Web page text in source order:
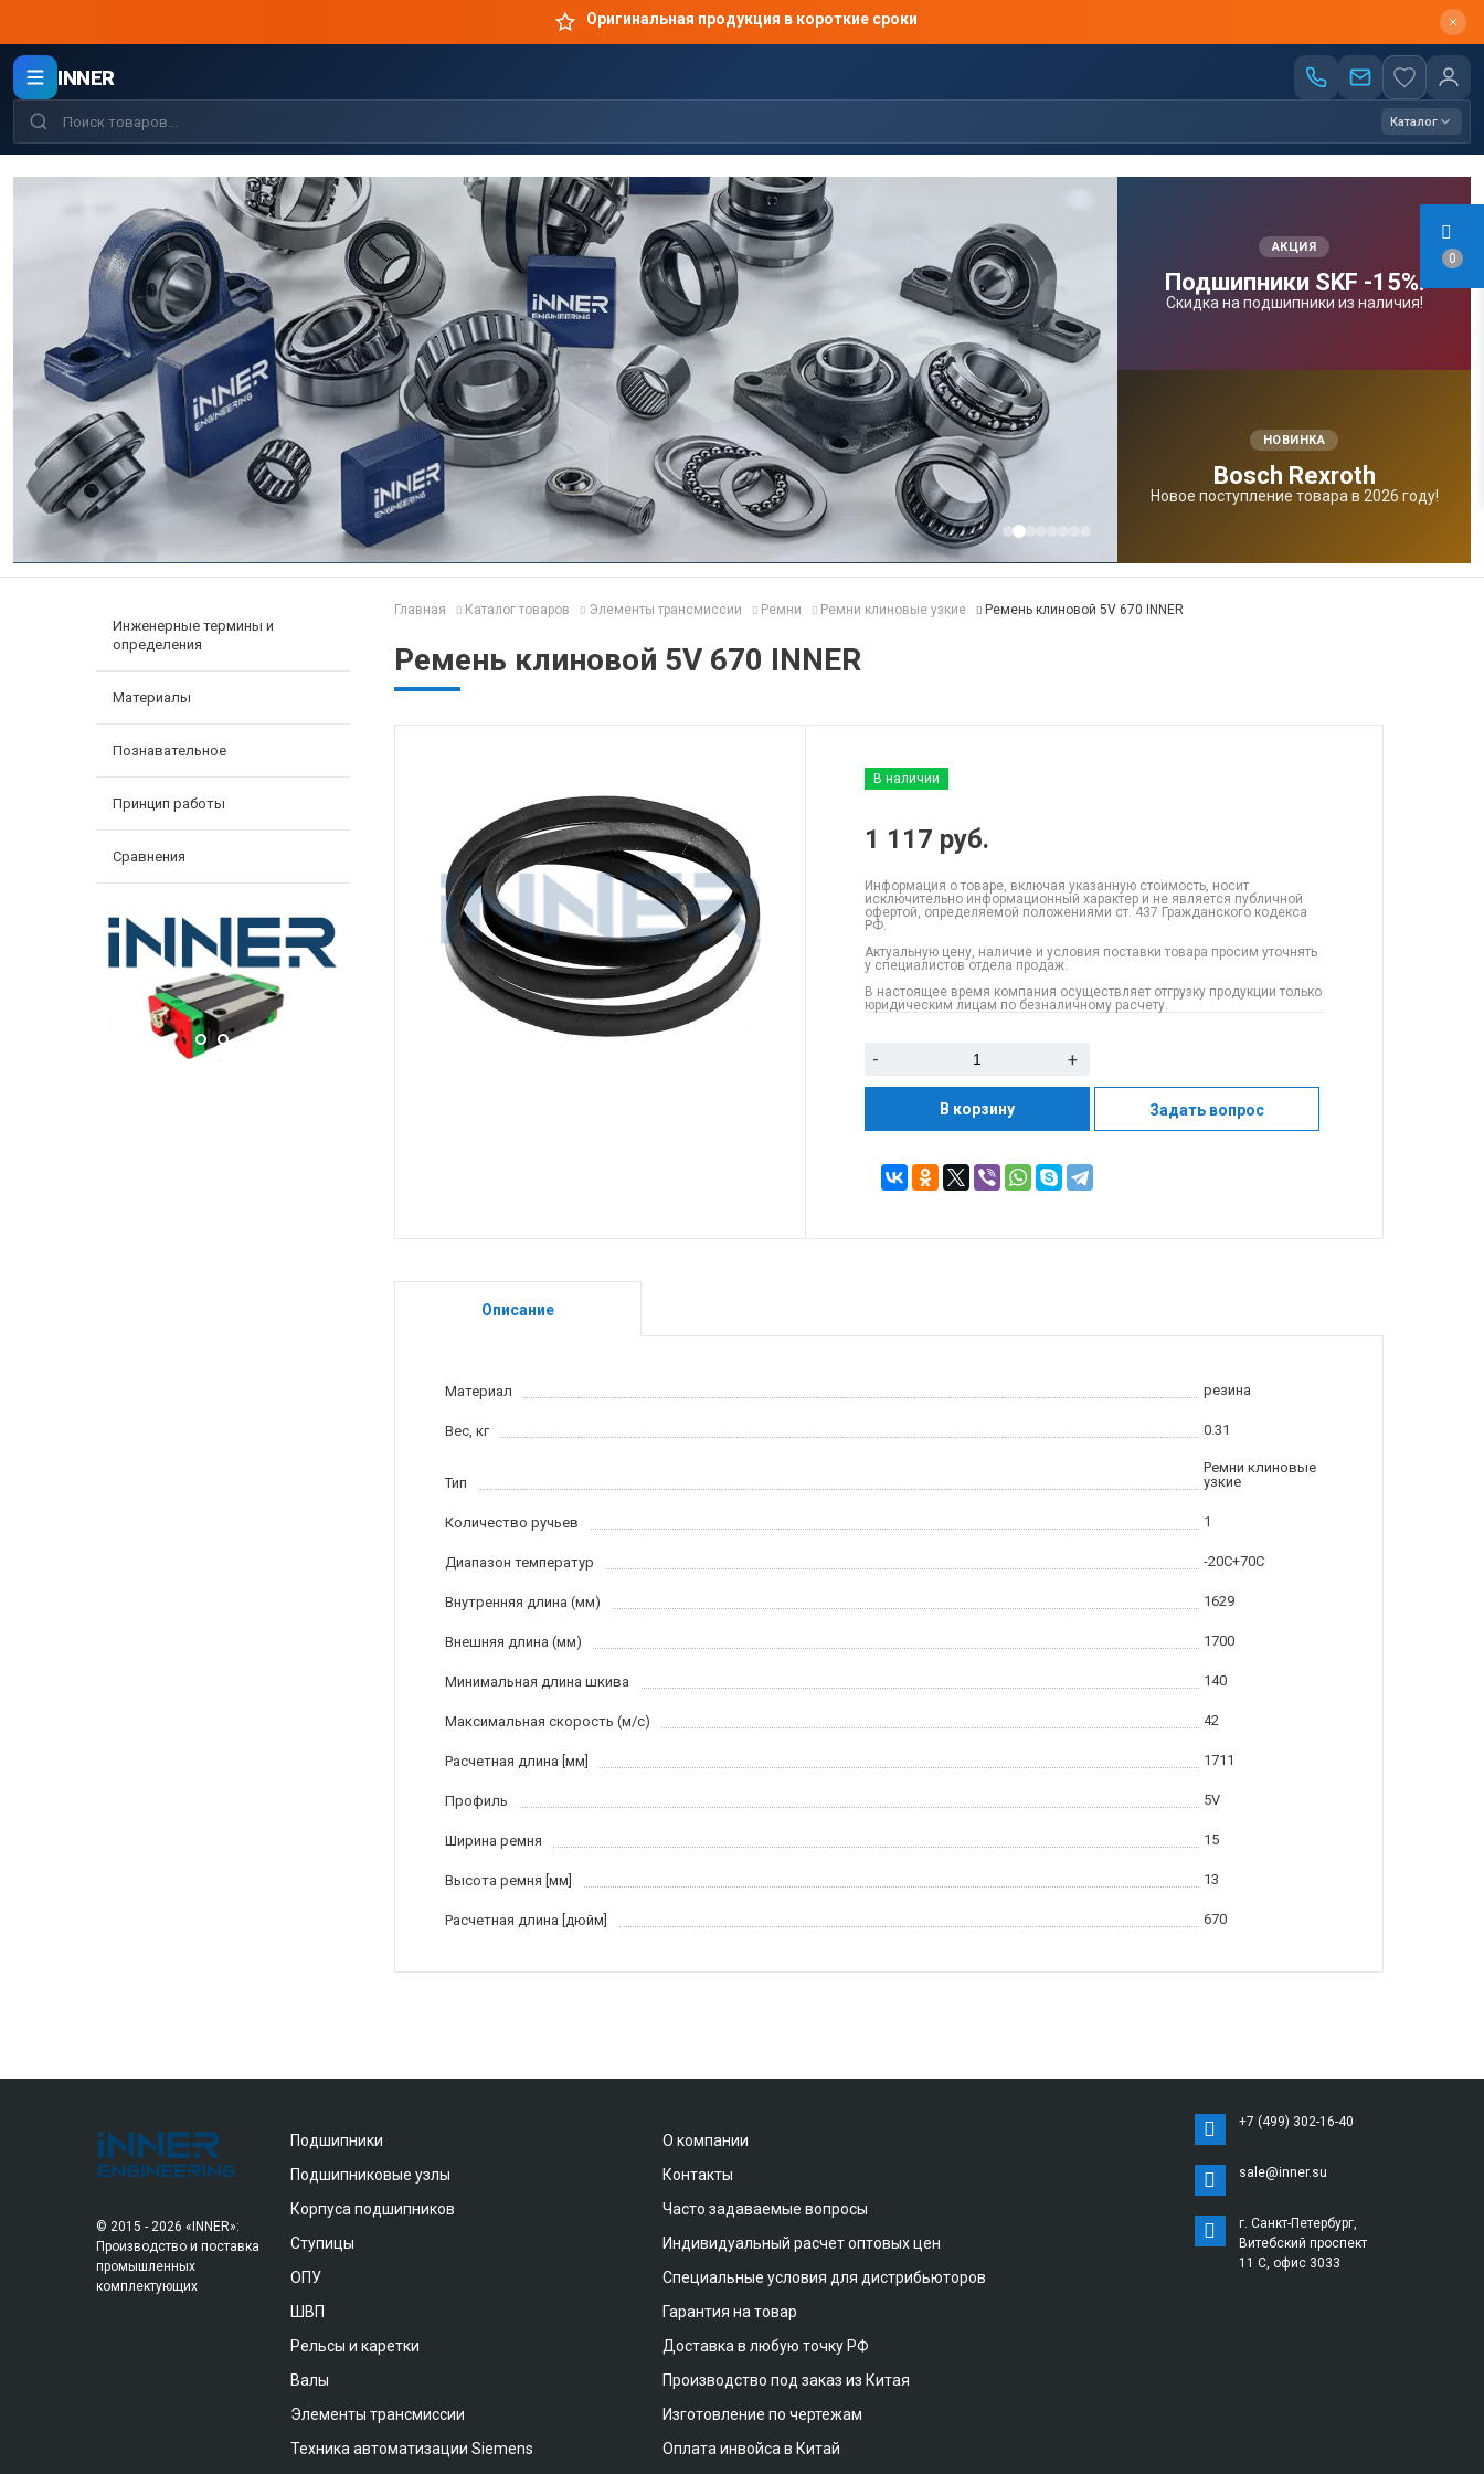
0
Оригинальная продукция в короткие сроки
INNER
Каталог
АКЦИЯ
Подшипники SKF -15%!
Скидка на подшипники из наличия!
НОВИНКА
Bosсh Rexroth
Новое поступление товара в 2026 году!
Инженерные термины и
определения
Материалы
Познавательное
Принцип работы
Сравнения
Главная Каталог товаров Элементы трансмиссии Ремни Ремни клиновые узкие Ремень клиновой 5V 670 INNER
Ремень клиновой 5V 670 INNER
В наличии
1 117 руб.
Информация о товаре, включая указанную стоимость, носит
исключительно информационный характер и не является публичной
офертой, определяемой положениями ст. 437 Гражданского кодекса
РФ.
Актуальную цену, наличие и условия поставки товара просим уточнять
у специалистов отдела продаж.
В настоящее время компания осуществляет отгрузку продукции только
юридическим лицам по безналичному расчету.
- +
В корзину Задать вопрос
Описание
Материал резина
Вес, кг 0.31
Тип
Ремни клиновые
узкие
Количество ручьев 1
Диапазон температур -20С+70С
Внутренняя длина (мм) 1629
Внешняя длина (мм) 1700
Минимальная длина шкива 140
Максимальная скорость (м/c) 42
Расчетная длина [мм] 1711
Профиль 5V
Ширина ремня 15
Высота ремня [мм] 13
Расчетная длина [дюйм] 670
© 2015 - 2026 «INNER»:
Производство и поставка
промышленных
комплектующих
Подшипники
Подшипниковые узлы
Корпуса подшипников
Ступицы
ОПУ
ШВП
Рельсы и каретки
Валы
Элементы трансмиссии
Техника автоматизации Siemens
О компании
Контакты
Часто задаваемые вопросы
Индивидуальный расчет оптовых цен
Специальные условия для дистрибьюторов
Гарантия на товар
Доставка в любую точку РФ
Производство под заказ из Китая
Изготовление по чертежам
Оплата инвойса в Китай
+7 (499) 302-16-40
sale@inner.su
г. Санкт-Петербург,
Витебский проспект
11 С, офис 3033